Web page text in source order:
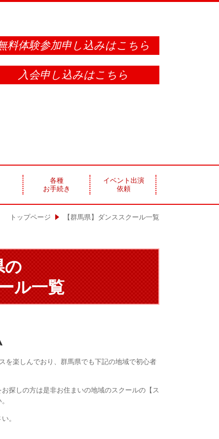
料体験参加申し込みはこちら
入会申し込みはこちら
各種
お手続き
イベント出演
依頼
トップページ 【群馬県】ダンススクール一覧
の
ル一覧
を楽しんでおり、群馬県でも下記の地域で初心者
探しの方は是非お住まいの地域のスクールの【ス
。